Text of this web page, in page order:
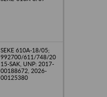
SEKE 610A-18/05;
992700/611/748/20
15-SAK, UNP: 2017-
00188672, 2026-
00125380